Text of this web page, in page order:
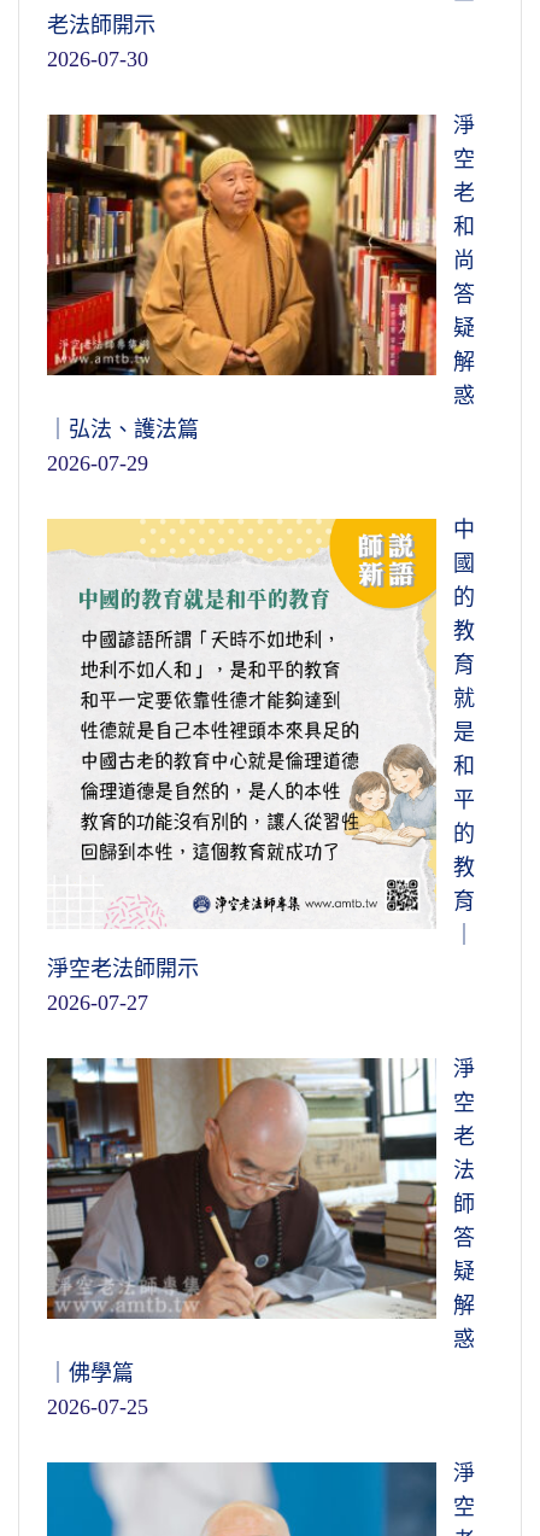
老法師開示
2026-07-30
淨
空
老
和
尚
答
疑
解
惑
｜弘法、護法篇
2026-07-29
中
國
的
教
育
就
是
和
平
的
教
育
淨空老法師開示
2026-07-27
淨
空
老
法
師
答
疑
解
惑
｜佛學篇
2026-07-25
淨
空